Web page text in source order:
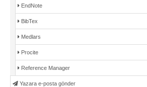
EndNote
BibTex
Medlars
Procite
Reference Manager
Yazara e-posta gönder